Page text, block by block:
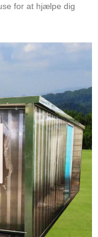
for at hjælpe dig